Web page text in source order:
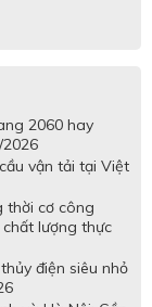
2060 hay
vận tải tại Việt
thời cơ công
lượng thực
điện siêu nhỏ